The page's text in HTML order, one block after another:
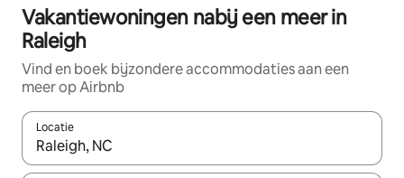
Vakantiewoningen nabij een meer in
Raleigh
Vind en boek bijzondere accommodaties aan een
meer op Airbnb
Locatie
Wanneer er resultaten beschikbaar zijn, maak je een keuze